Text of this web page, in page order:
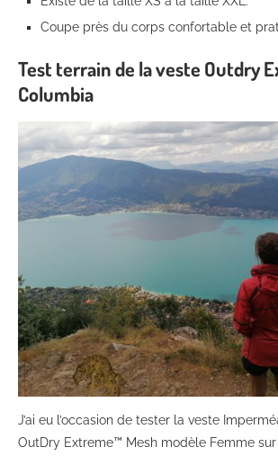
Coupe près du corps confortable et
Test terrain de la veste Outdry
Columbia
J’ai eu l’occasion de tester la veste
OutDry Extreme™ Mesh modèle Femme